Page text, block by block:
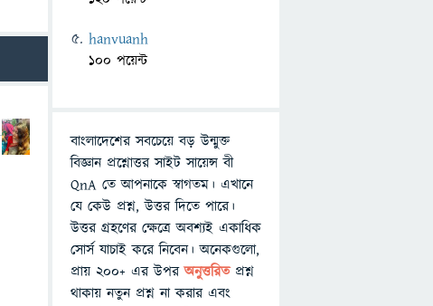
hanvuanh
100 পয়েন্ট
বাংলাদেশের সবচেয়ে বড় উন্মুক্ত
বিজ্ঞান প্রশ্নোত্তর সাইট সায়েন্স বী
QnA তে আপনাকে স্বাগতম। এখানে
যে কেউ প্রশ্ন, উত্তর দিতে পারে।
উত্তর গ্রহণের ক্ষেত্রে অবশ্যই একাধিক
সোর্স যাচাই করে নিবেন। অনেকগুলো,
প্রায় ২০০+ এর উপরঅনুত্তরিতপ্রশ্ন
থাকায় নতুন প্রশ্ন না করার এবং